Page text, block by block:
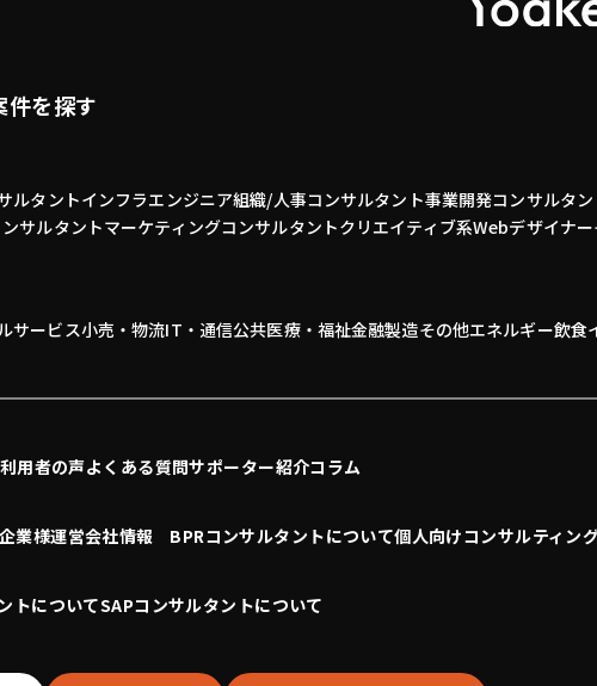
件を探す
ルタントインフラエンジニア組織/人事コンサルタント事業開発コンサルタン
サルタントマーケティングコンサルタントクリエイティブ系Webデザイナー
サービス小売・物流IT・通信公共医療・福祉金融製造その他エネルギー飲食
用者の声よくある質問サポーター紹介コラム
業様運営会社情報 BPRコンサルタントについて個人向けコンサルティン
トについてSAPコンサルタントについて